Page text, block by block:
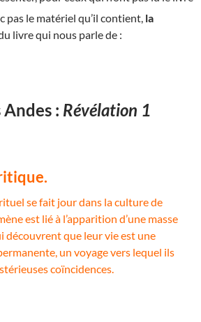
pas le matériel qu’il contient, la
livre qui nous parle de :
: Révélation 1
se fait jour dans la culture de
est lié à l’apparition d’une masse
découvrent que leur vie est une
un voyage vers lequel ils
coïncidences.